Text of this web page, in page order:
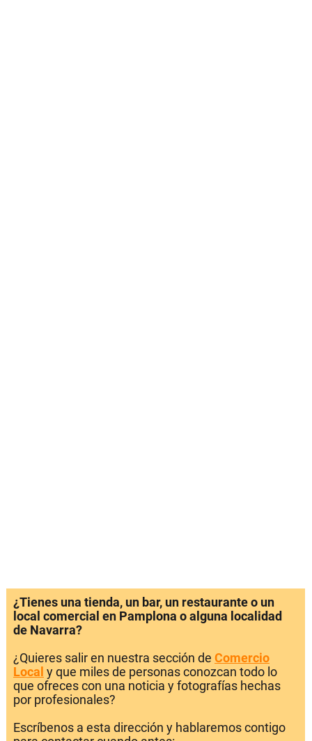
¿Tienes una tienda, un bar, un restaurante o un
local comercial en Pamplona o alguna localidad
de Navarra?
¿Quieres salir en nuestra sección de Comercio
Local y que miles de personas conozcan todo lo
que ofreces con una noticia y fotografías hechas
por profesionales?
Escríbenos a esta dirección y hablaremos contigo